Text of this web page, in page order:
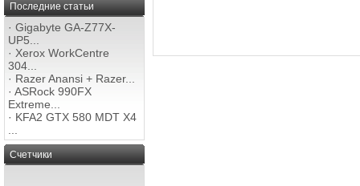
Последние статьи
· Gigabyte GA-Z77X-
UP5...
· Xerox WorkCentre
304...
· Razer Anansi + Razer...
· ASRock 990FX
Extreme...
· KFA2 GTX 580 MDT X4
Счетчики